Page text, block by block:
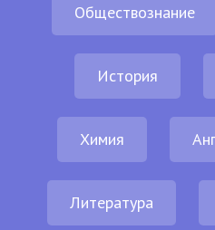
Обществознание
История
Химия
Литература